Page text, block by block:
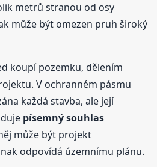
metrů stranou od osy
může být omezen pruh široký
koupí pozemku, dělením
V ochranném pásmu
každá stavba, ale její
písemný souhlas
může být projekt
odpovídá územnímu plánu.